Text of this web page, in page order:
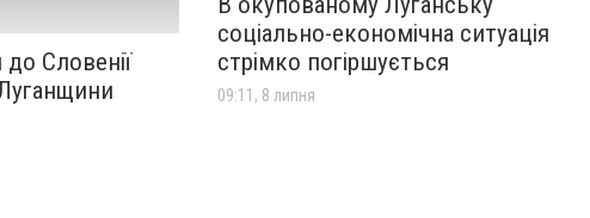
Словенії
соціально-економічна ситуація
стрімко погіршується
09:11, 8 липня